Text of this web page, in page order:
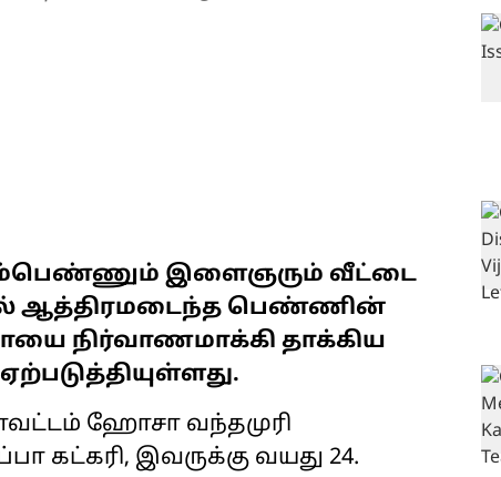
இளைஞரும் வீட்டை
ஆத்திரமடைந்த பெண்ணின்
நிர்வாணமாக்கி தாக்கிய
ஹோசா வந்தமுரி
கட்கரி, இவருக்கு வயது 24.